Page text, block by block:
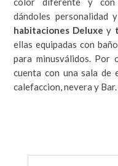
dándoles personalidad
habitaciones Deluxe y
ellas equipadas con
para minusválidos. Por
cuenta con una sala de
calefaccion, nevera y Bar.